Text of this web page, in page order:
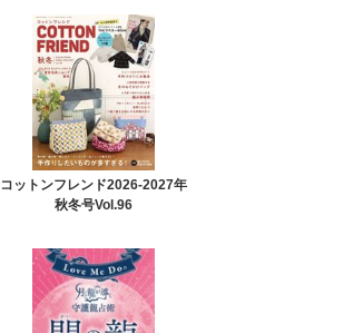
コットンフレンド2026-2027年
秋冬号Vol.96